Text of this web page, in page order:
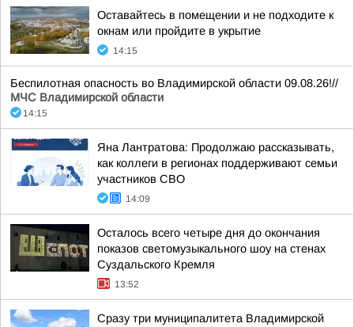
Оставайтесь в помещении и не подходите к
окнам или пройдите в укрытие
14:15
Беспилотная опасность во Владимирской области 09.08.26!//
МЧС Владимирской области
14:15
Яна Лантратова: Продолжаю рассказывать,
как коллеги в регионах поддерживают семьи
участников СВО
14:09
Осталось всего четыре дня до окончания
показов светомузыкального шоу на стенах
Суздальского Кремля
13:52
Сразу три муниципалитета Владимирской